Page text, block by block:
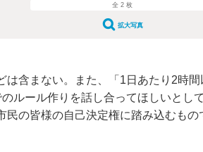
全 2 枚
拡大写真
含まない。また、「1日あたり2時間
ルール作りを話し合ってほしいとして
の皆様の自己決定権に踏み込むもの